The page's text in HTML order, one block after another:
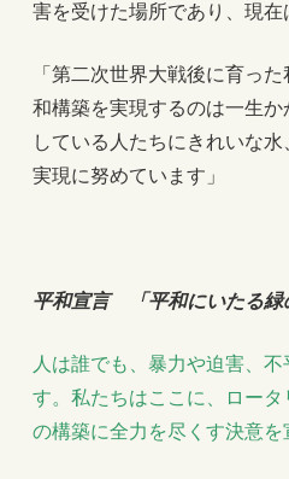
害を受けた場所であり、現
「第二次世界大戦後に育っ
和構築を実現するのは一生
している人たちにきれいな
実現に努めています」
平和宣言 「平和にいたる緑
人は誰でも、暴力や迫害、
す。私たちはここに、ロー
の構築に全力を尽くす決意を